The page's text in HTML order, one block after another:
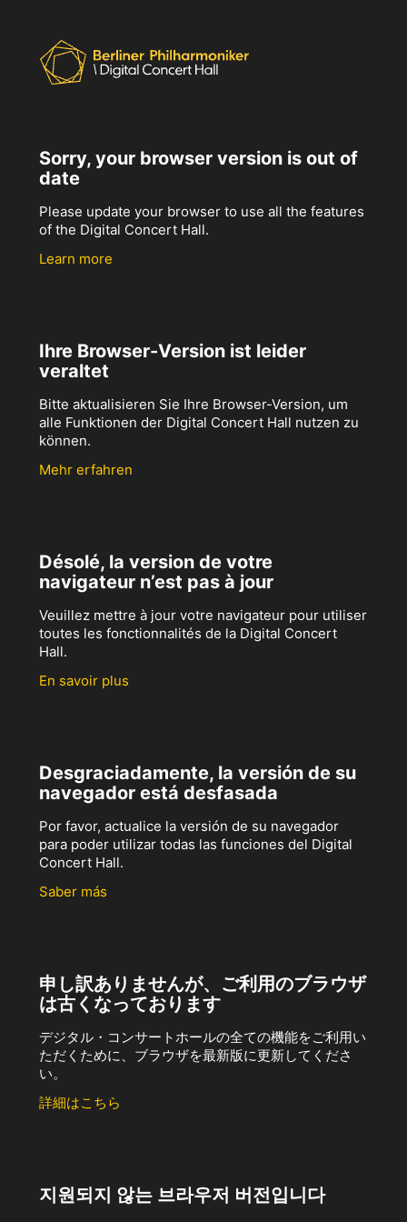
Sorry, your browser version is out of
date
Please update your browser to use all the features
of the Digital Concert Hall.
Learn more
Ihre Browser-Version ist leider
veraltet
Bitte aktualisieren Sie Ihre Browser-Version, um
alle Funktionen der Digital Concert Hall nutzen zu
können.
Mehr erfahren
Désolé, la version de votre
navigateur n’est pas à jour
Veuillez mettre à jour votre navigateur pour utiliser
toutes les fonctionnalités de la Digital Concert
Hall.
En savoir plus
Desgraciadamente, la versión de su
navegador está desfasada
Por favor, actualice la versión de su navegador
para poder utilizar todas las funciones del Digital
Concert Hall.
Saber más
申し訳ありませんが、ご利用のブラウザ
は古くなっております
デジタル・コンサートホールの全ての機能をご利用い
ただくために、ブラウザを最新版に更新してくださ
い。
詳細はこちら
지원되지 않는 브라우저 버전입니다